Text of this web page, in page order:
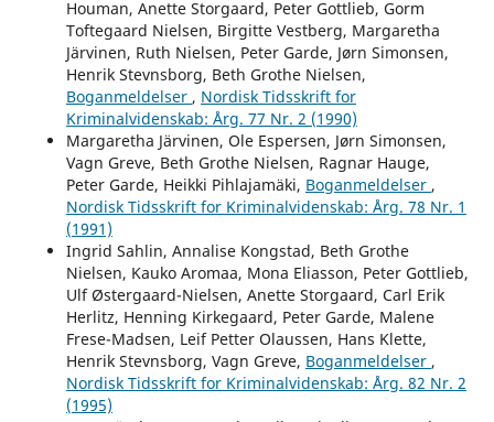
Houman, Anette Storgaard, Peter Gottlieb, Gorm
Toftegaard Nielsen, Birgitte Vestberg, Margaretha
Järvinen, Ruth Nielsen, Peter Garde, Jørn Simonsen,
Henrik Stevnsborg, Beth Grothe Nielsen,
Boganmeldelser , Nordisk Tidsskrift for
Kriminalvidenskab: Årg. 77 Nr. 2 (1990)
Margaretha Järvinen, Ole Espersen, Jørn Simonsen,
Vagn Greve, Beth Grothe Nielsen, Ragnar Hauge,
Peter Garde, Heikki Pihlajamäki, Boganmeldelser ,
Nordisk Tidsskrift for Kriminalvidenskab: Årg. 78 Nr. 1
(1991)
Ingrid Sahlin, Annalise Kongstad, Beth Grothe
Nielsen, Kauko Aromaa, Mona Eliasson, Peter Gottlieb,
Ulf Østergaard-Nielsen, Anette Storgaard, Carl Erik
Herlitz, Henning Kirkegaard, Peter Garde, Malene
Frese-Madsen, Leif Petter Olaussen, Hans Klette,
Henrik Stevnsborg, Vagn Greve, Boganmeldelser ,
Nordisk Tidsskrift for Kriminalvidenskab: Årg. 82 Nr. 2
(1995)